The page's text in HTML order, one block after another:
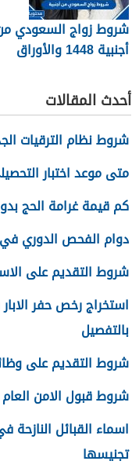
شروط زواج السعودي
أجنبية 1448 والأوراق
أحدث المقالات
شروط نظام الترقيات الجديد
متى موعد اختبار التحصيلي 2026 –
كم قيمة غرامة الحج بدون
دوام الفحص الدوري في
شروط التقديم على
بالتفصيل
شروط التقديم على وظائف
شروط قبول الامن العام
تجنيسها